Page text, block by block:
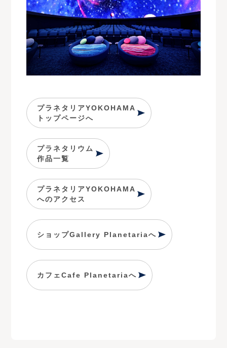
プラネタリアYOKOHAMA
トップページへ
プラネタリウム
作品一覧
プラネタリアYOKOHAMA
へのアクセス
ショップGallery Planetariaへ
カフェCafe Planetariaへ